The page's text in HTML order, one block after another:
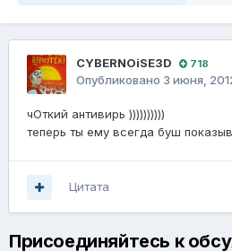
CYBERNOiSE3D 718
Опубликовано 3 июня,
чОткий антивирь ))))))))))
теперь ты ему всегда буш
Цитата
Присоединяйтесь к